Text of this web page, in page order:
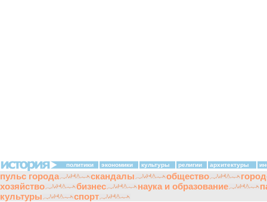
политики экономики культуры религии архитектуры
пульс города скандалы общество
хозяйство
бизнес наука и образование
культуры
спорт